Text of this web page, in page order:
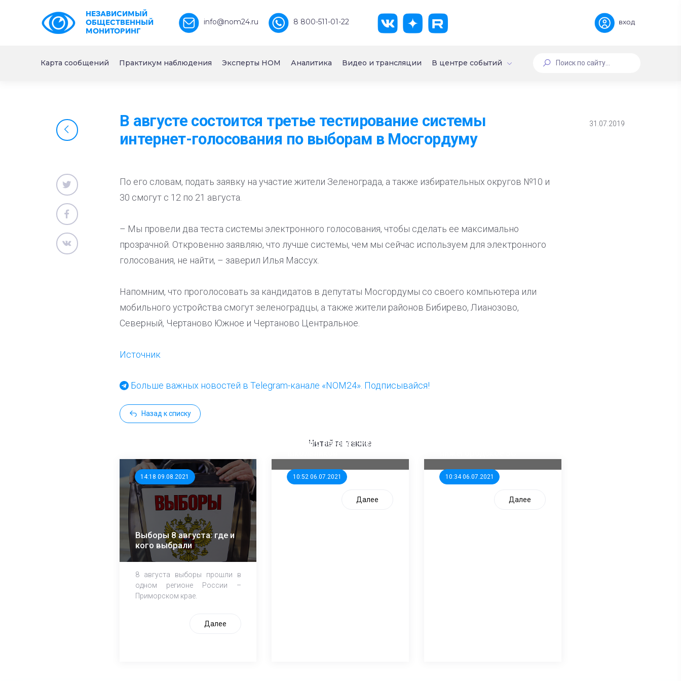
НЕЗАВИСИМЫЙ
ОБЩЕСТВЕННЫЙ
МОНИТОРИНГ
info@nom24.ru 8 800-511-01-22 вход
Карта сообщений Практикум наблюдения Эксперты НОМ Аналитика Видео и трансляции В центре событий
В августе состоится третье тестирование системы
интернет-голосования по выборам в Мосгордуму
31.07.2019
По его словам, подать заявку на участие жители Зеленограда, а также избирательных округов №10 и
30 смогут с 12 по 21 августа.
– Мы провели два теста системы электронного голосования, чтобы сделать ее максимально
прозрачной. Откровенно заявляю, что лучше системы, чем мы сейчас используем для электронного
голосования, не найти, – заверил Илья Массух.
Напомним, что проголосовать за кандидатов в депутаты Мосгордумы со своего компьютера или
мобильного устройства смогут зеленоградцы, а также жители районов Бибирево, Лианозово,
Северный, Чертаново Южное и Чертаново Центральное.
Источник
Больше важных новостей в Telegram-канале «NOM24». Подписывайся!
Назад к списку
Читайте также
14:18 09.08.2021
Выборы 8 августа: где и
кого выбрали
8 августа выборы прошли в
одном регионе России –
Приморском крае.
Далее
10:52 06.07.2021
единого перевозчика для
Далее
10:34 06.07.2021
Далее